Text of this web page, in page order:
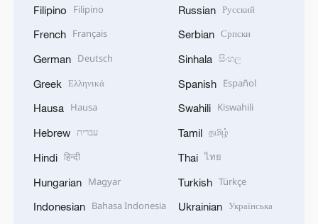
Filipino Filipino
French Français
German Deutsch
Greek Ελληνικά
Hausa Hausa
Hebrew עברית
Hindi हिन्दी
Hungarian Magyar
Indonesian Bahasa Indonesia
Russian Русский
Serbian Српски
Sinhala සිංහල
Spanish Español
Swahili Kiswahili
Tamil தமிழ்
Thai ไทย
Turkish Türkçe
Ukrainian Українська